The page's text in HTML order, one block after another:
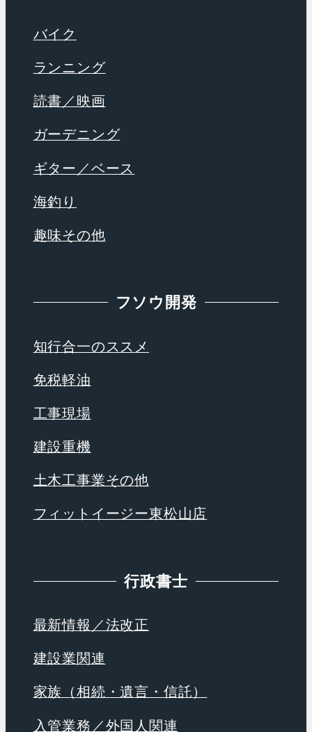
バイク
ランニング
読書／映画
ガーデニング
ギター／ベース
海釣り
趣味その他
フソウ開発
知行合一のススメ
免税軽油
工事現場
建設重機
土木工事業その他
フィットイージー東松山店
行政書士
最新情報／法改正
建設業関連
家族（相続・遺言・信託）
入管業務／外国人関連